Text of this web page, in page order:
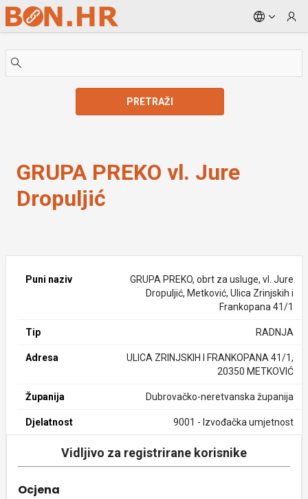
Skip to Main Content
PRETRAŽI
GRUPA PREKO vl. Jure
Dropuljić
Puni naziv
GRUPA PREKO, obrt za usluge, vl. Jure
Dropuljić, Metković, Ulica Zrinjskih i
Frankopana 41/1
Tip RADNJA
Adresa
ULICA ZRINJSKIH I FRANKOPANA 41/1,
20350 METKOVIĆ
Županija Dubrovačko-neretvanska županija
Djelatnost 9001 - Izvođačka umjetnost
Vidljivo za registrirane korisnike
Ocjena